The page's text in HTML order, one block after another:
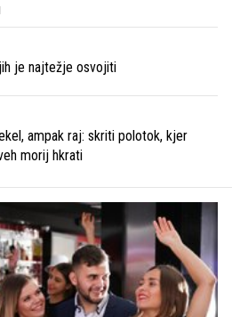
je najtežje osvojiti
ampak raj: skriti polotok, kjer
morij hkrati